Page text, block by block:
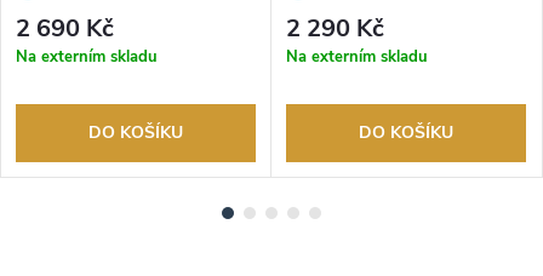
Autorizovaný prodejce.
2 690 Kč
Na externím skladu
DO KOŠÍKU
Autorizovaný prodejce.
2 290 Kč
Na externím skladu
DO KOŠÍKU